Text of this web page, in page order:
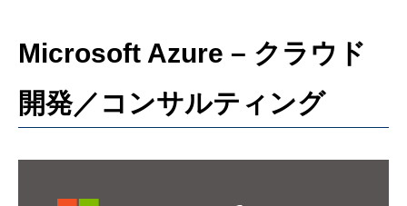
Microsoft Azure – クラウド
開発／コンサルティング